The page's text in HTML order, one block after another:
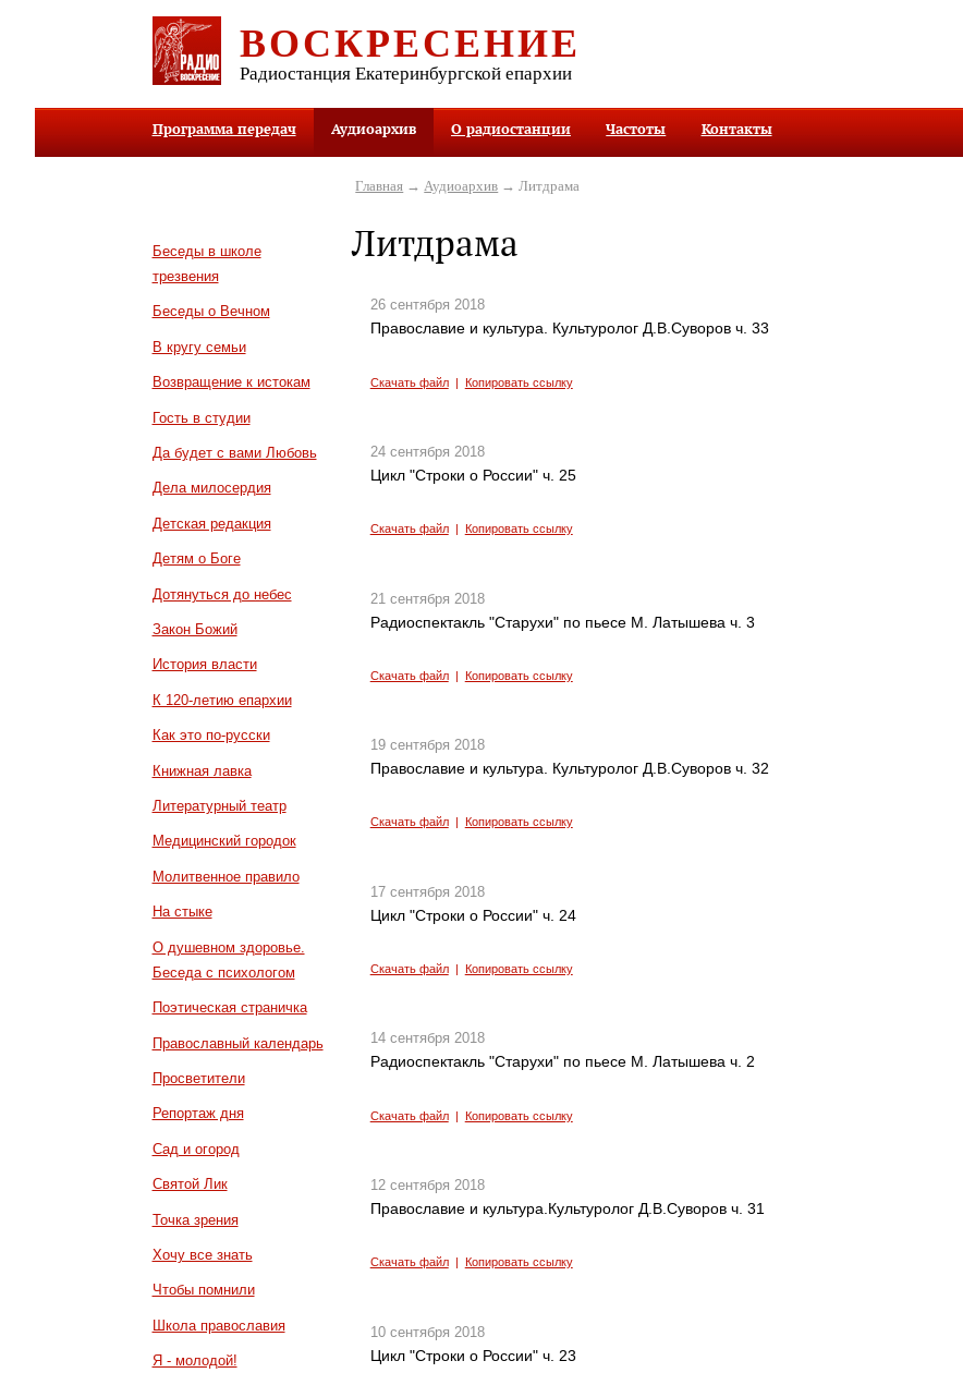
ВОСКРЕСЕНИЕ
Радиостанция Екатеринбургской епархии
Программа передач Аудиоархив О радиостанции Частоты Контакты
Беседы в школе
трезвения
Беседы о Вечном
В кругу семьи
Возвращение к истокам
Гость в студии
Да будет с вами Любовь
Дела милосердия
Детская редакция
Детям о Боге
Дотянуться до небес
Закон Божий
История власти
К 120-летию епархии
Как это по-русски
Книжная лавка
Литературный театр
Медицинский городок
Молитвенное правило
На стыке
О душевном здоровье.
Беседа с психологом
Поэтическая страничка
Православный календарь
Просветители
Репортаж дня
Сад и огород
Святой Лик
Точка зрения
Хочу все знать
Чтобы помнили
Школа православия
Я - молодой!
Главная → Аудиоархив → Литдрама
Литдрама
26 сентября 2018
Православие и культура. Культуролог Д.В.Суворов ч. 33
Скачать файл| Копировать ссылку
24 сентября 2018
Цикл "Строки о России" ч. 25
Скачать файл| Копировать ссылку
21 сентября 2018
Радиоспектакль "Старухи" по пьесе М. Латышева ч. 3
Скачать файл| Копировать ссылку
19 сентября 2018
Православие и культура. Культуролог Д.В.Суворов ч. 32
Скачать файл| Копировать ссылку
17 сентября 2018
Цикл "Строки о России" ч. 24
Скачать файл| Копировать ссылку
14 сентября 2018
Радиоспектакль "Старухи" по пьесе М. Латышева ч. 2
Скачать файл| Копировать ссылку
12 сентября 2018
Православие и культура.Культуролог Д.В.Суворов ч. 31
Скачать файл| Копировать ссылку
10 сентября 2018
Цикл "Строки о России" ч. 23